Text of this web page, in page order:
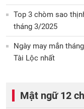
Top 3 chòm sao
tháng 3/2025
Ngày may mắn
Tài Lộc nhất
Mật ngữ 12